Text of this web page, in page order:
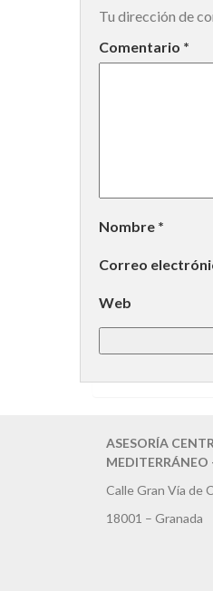
Tu dirección de
Comentario *
Nombre *
Correo
Web
ASESORÍA
Calle Gran Vía de
18001 – Granada